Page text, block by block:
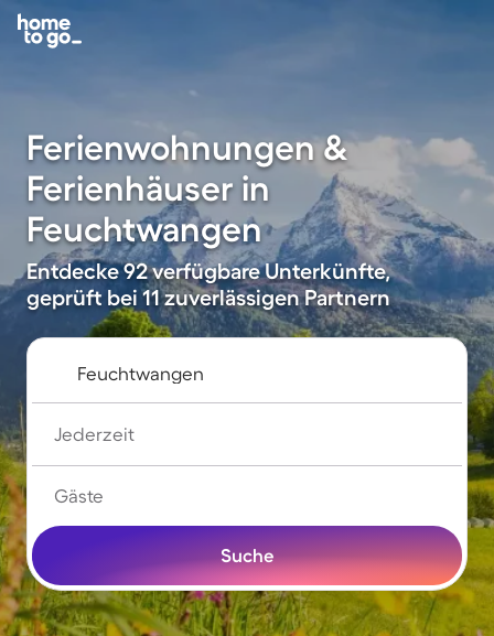
Ferienwohnungen &
Ferienhäuser in
Feuchtwangen
Entdecke 92 verfügbare Unterkünfte,
geprüft bei 11 zuverlässigen Partnern
Jederzeit
Gäste
Suche